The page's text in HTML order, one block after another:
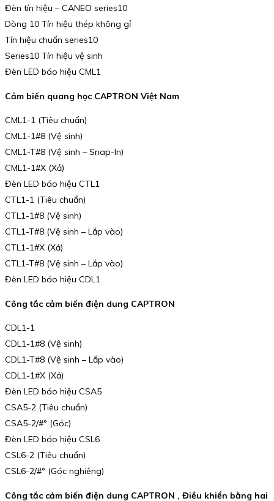
Đèn tín hiệu – CANEO series10
Dòng 10 Tín hiệu thép không gỉ
Tín hiệu chuẩn series10
Series10 Tín hiệu vệ sinh
Đèn LED báo hiệu CML1
Cảm biến quang học CAPTRON Việt Nam
CML1-1 (Tiêu chuẩn)
CML1-1#8 (Vệ sinh)
CML1-T#8 (Vệ sinh – Snap-In)
CML1-1#X (Xả)
Đèn LED báo hiệu CTL1
CTL1-1 (Tiêu chuẩn)
CTL1-1#8 (Vệ sinh)
CTL1-T#8 (Vệ sinh – Lắp vào)
CTL1-1#X (Xả)
CTL1-T#8 (Vệ sinh – Lắp vào)
Đèn LED báo hiệu CDL1
Công tắc cảm biến điện dung CAPTRON
CDL1-1
CDL1-1#8 (Vệ sinh)
CDL1-T#8 (Vệ sinh – Lắp vào)
CDL1-1#X (Xả)
Đèn LED báo hiệu CSA5
CSA5-2 (Tiêu chuẩn)
CSA5-2/#° (Góc)
Đèn LED báo hiệu CSL6
CSL6-2 (Tiêu chuẩn)
CSL6-2/#° (Góc nghiêng)
Công tắc cảm biến điện dung CAPTRON , Điều khiển bằng hai